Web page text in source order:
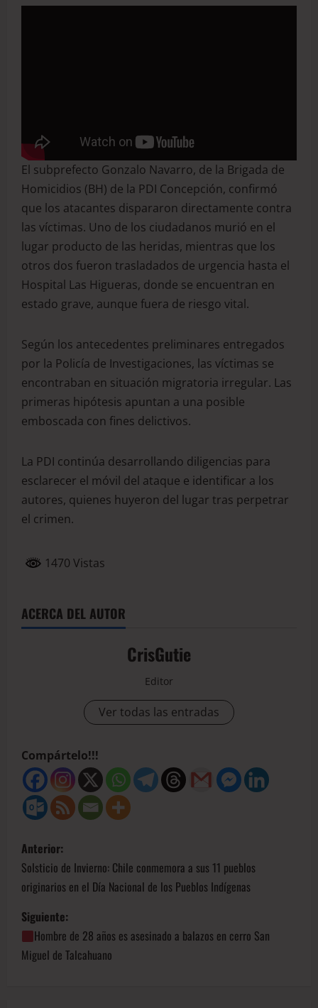
El subprefecto Gonzalo Navarro, de la Brigada de
Homicidios (BH) de la PDI Concepción, confirmó
que los atacantes dispararon directamente contra
las víctimas. Uno de los ciudadanos murió en el
lugar producto de las heridas, mientras que los
otros dos fueron trasladados de urgencia hasta el
Hospital Las Higueras, donde se encuentran en
estado grave, aunque fuera de riesgo vital.
Según los antecedentes preliminares entregados
por la Policía de Investigaciones, las víctimas se
encontraban en situación migratoria irregular. Las
primeras hipótesis apuntan a una posible
emboscada con fines delictivos.
La PDI continúa desarrollando diligencias para
esclarecer el móvil del ataque e identificar a los
autores, quienes huyeron del lugar tras perpetrar
el crimen.
1470 Vistas
ACERCA DEL AUTOR
CrisGutie
Editor
Ver todas las entradas
Compártelo!!!
Anterior:
Solsticio de Invierno: Chile conmemora a sus 11 pueblos
originarios en el Día Nacional de los Pueblos Indígenas
Siguiente:
Hombre de 28 años es asesinado a balazos en cerro San
Miguel de Talcahuano